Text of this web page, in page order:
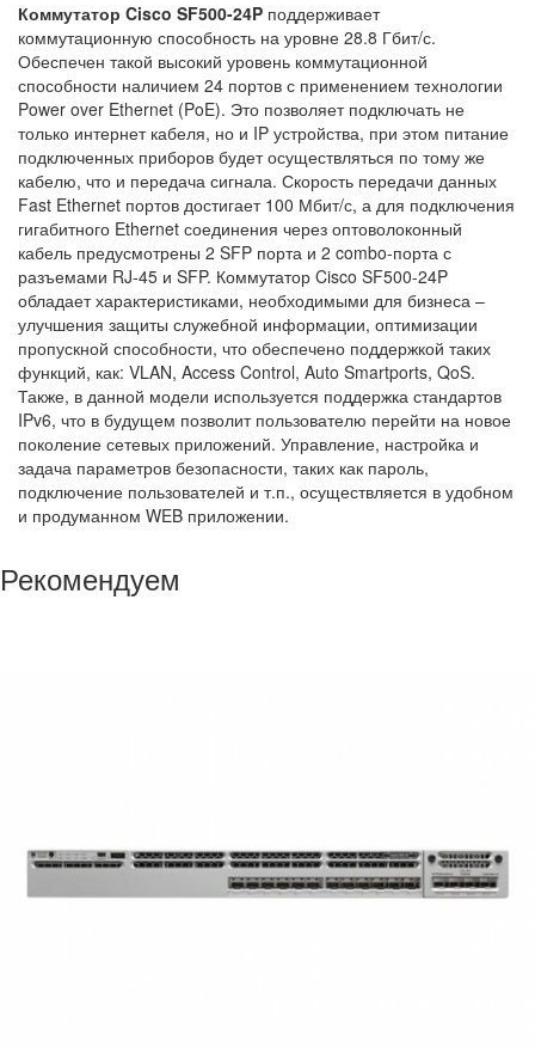
Коммутатор Cisco SF500-24P поддерживает
коммутационную способность на уровне 28.8 Гбит/с.
Обеспечен такой высокий уровень коммутационной
способности наличием 24 портов с применением технологии
Power over Ethernet (PoE). Это позволяет подключать не
только интернет кабеля, но и IP устройства, при этом питание
подключенных приборов будет осуществляться по тому же
кабелю, что и передача сигнала. Скорость передачи данных
Fast Ethernet портов достигает 100 Мбит/с, а для подключения
гигабитного Ethernet соединения через оптоволоконный
кабель предусмотрены 2 SFP порта и 2 combo-порта с
разъемами RJ-45 и SFP. Коммутатор Cisco SF500-24P
обладает характеристиками, необходимыми для бизнеса –
улучшения защиты служебной информации, оптимизации
пропускной способности, что обеспечено поддержкой таких
функций, как: VLAN, Access Control, Auto Smartports, QoS.
Также, в данной модели используется поддержка стандартов
IPv6, что в будущем позволит пользователю перейти на новое
поколение сетевых приложений. Управление, настройка и
задача параметров безопасности, таких как пароль,
подключение пользователей и т.п., осуществляется в удобном
и продуманном WEB приложении.
Рекомендуем